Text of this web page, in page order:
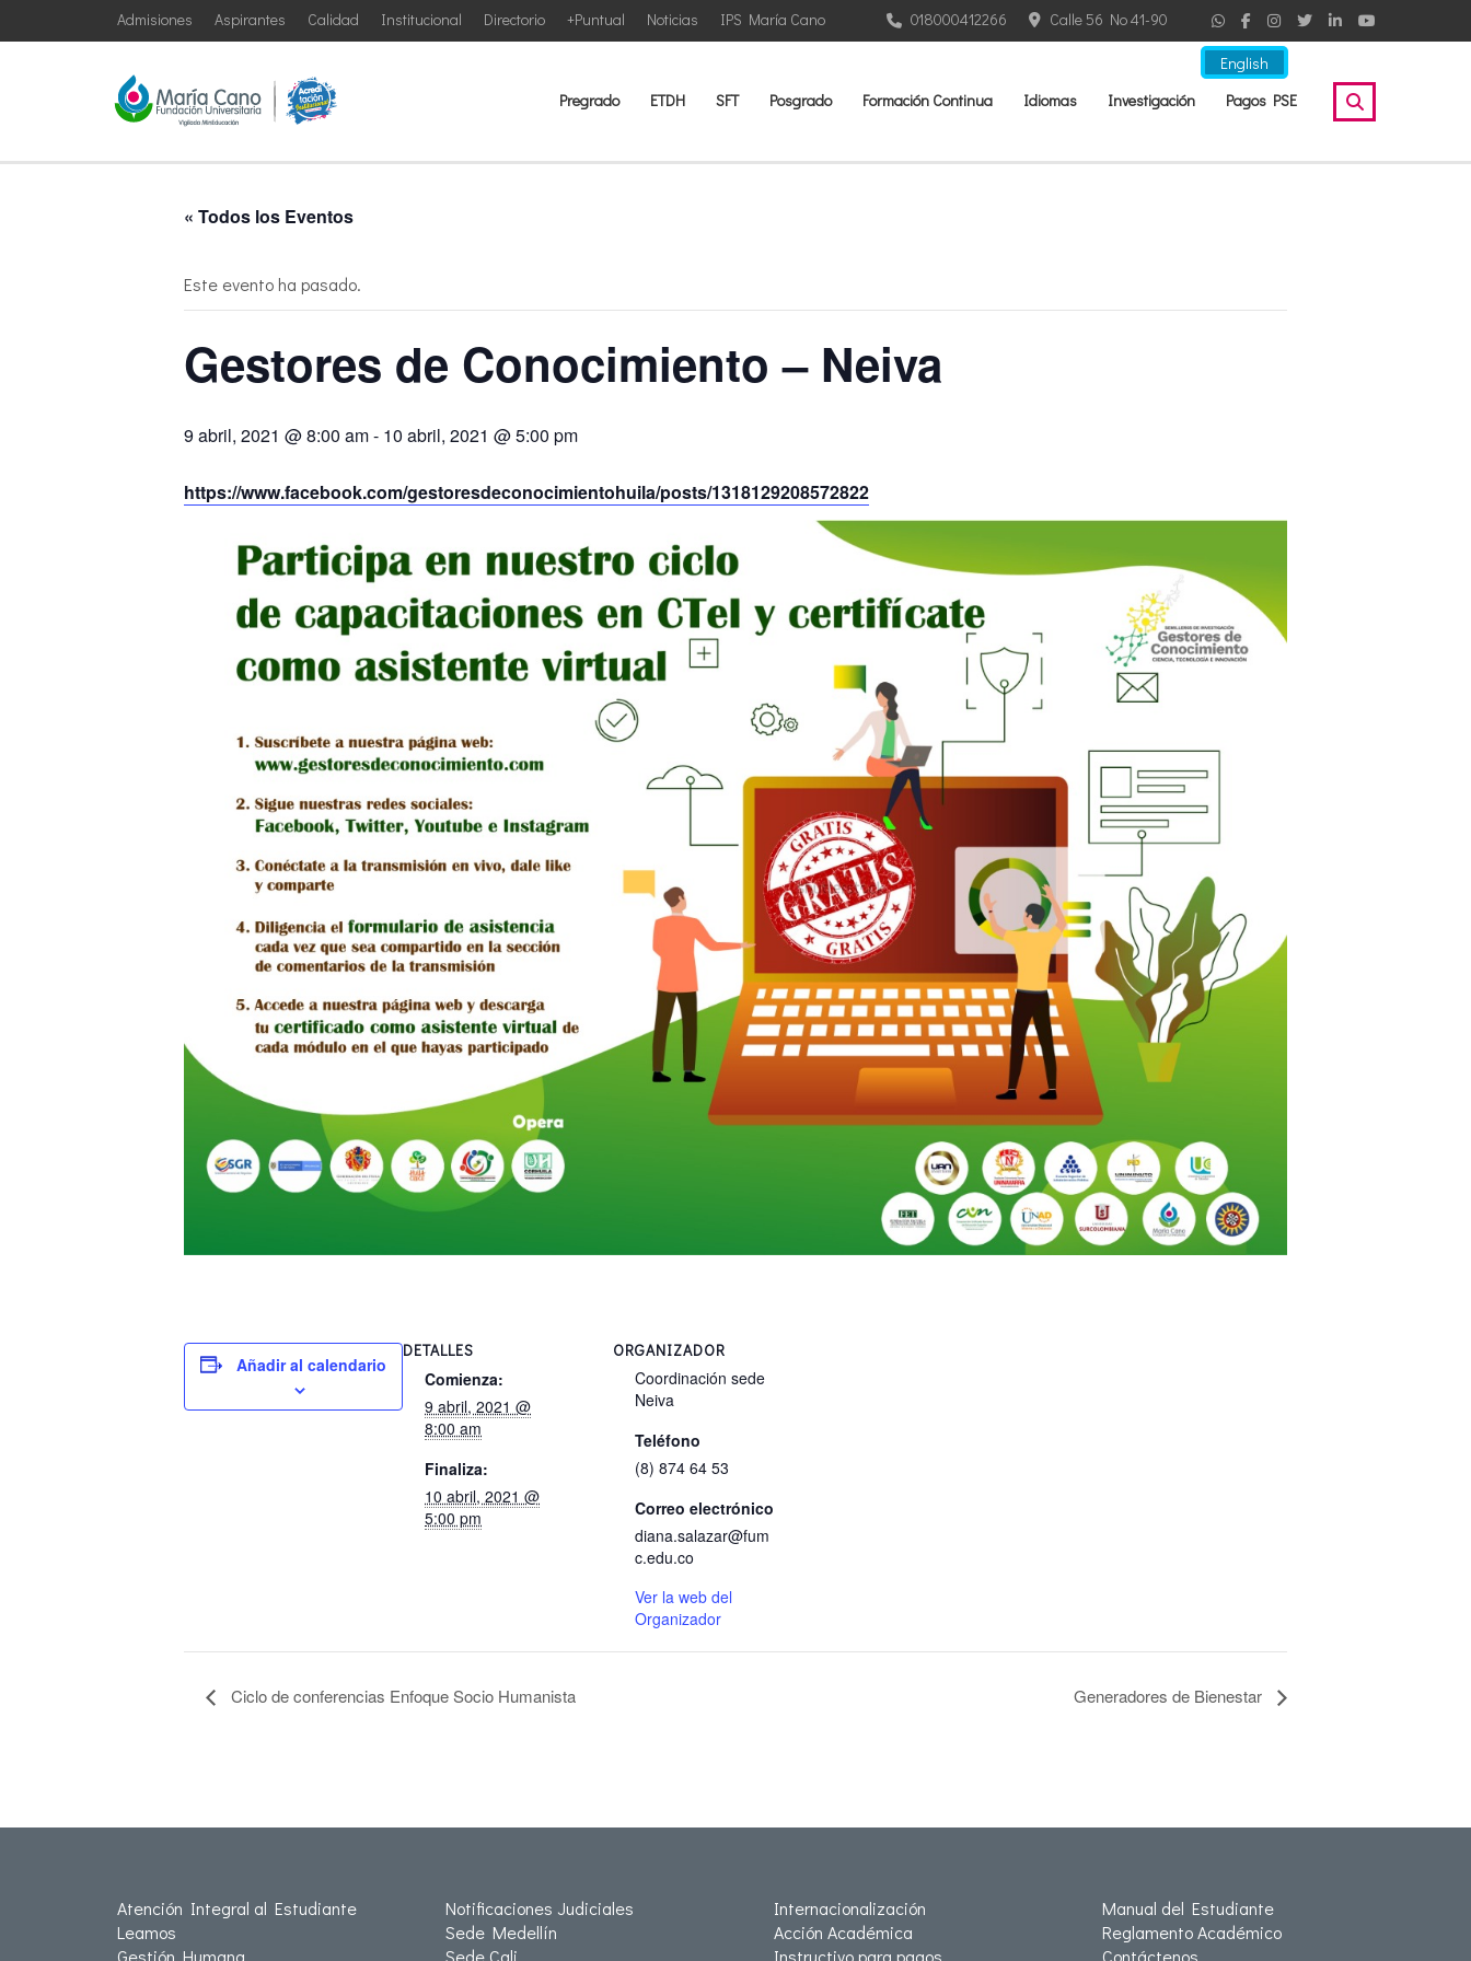
English
IPS María Cano
Noticias
+Puntual
Directorio
Institucional
Calidad
Aspirantes
Admisiones Calle 56 No 41-90
018000412266
Pregrado ETDH SFT Posgrado Formación Continua Idiomas Investigación Pagos PSE
« Todos los Eventos
Este evento ha pasado.
Gestores de Conocimiento – Neiva
9 abril, 2021 @ 8:00 am- 10 abril, 2021 @ 5:00 pm
https://www.facebook.com/gestoresdeconocimientohuila/posts/1318129208572822
Añadir al calendario
DETALLES
Comienza:
9 abril, 2021 @
8:00 am
Finaliza:
10 abril, 2021 @
5:00 pm
ORGANIZADOR
Coordinación sede
Neiva
Teléfono
(8) 874 64 53
Correo electrónico
diana.salazar@fum
c.edu.co
Ver la web del
Organizador
Ciclo de conferencias Enfoque Socio Humanista Generadores de Bienestar
Atención Integral al Estudiante
Leamos
Gestión Humana
Notificaciones Judiciales
Sede Medellín
Sede Cali
Internacionalización
Acción Académica
Instructivo para pagos
Manual del Estudiante
Reglamento Académico
Contáctenos